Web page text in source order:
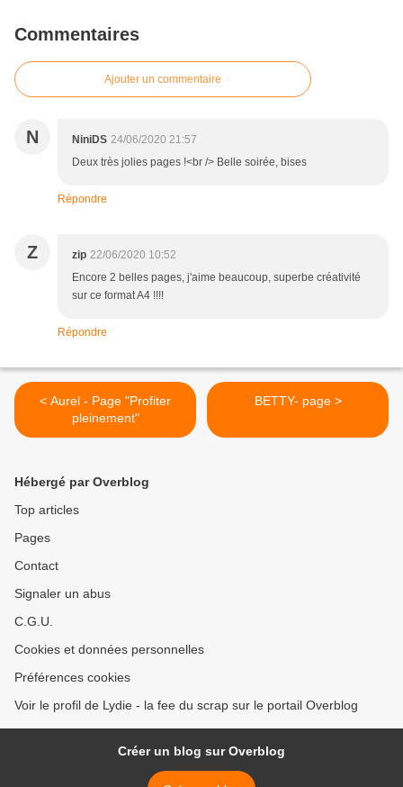
Commentaires
Ajouter un commentaire
N NiniDS 24/06/2020 21:57
Deux très jolies pages !<br /> Belle soirée, bises
Répondre
Z zip 22/06/2020 10:52
Encore 2 belles pages, j'aime beaucoup, superbe créativité
sur ce format A4 !!!!
Répondre
< Aurel - Page "Profiter
pleinement"
BETTY- page >
Hébergé par Overblog
Top articles
Pages
Contact
Signaler un abus
C.G.U.
Cookies et données personnelles
Préférences cookies
Voir le profil de Lydie - la fee du scrap sur le portail Overblog
Créer un blog sur Overblog